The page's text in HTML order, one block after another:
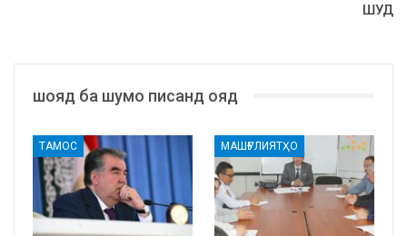
ШУД
шояд ба шумо писанд ояд
ТАМОС МАШҒУЛИЯТҲО